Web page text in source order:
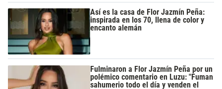
Así es la casa de Flor Jazmín Peña:
inspirada en los 70, llena de color y
encanto alemán
Fulminaron a Flor Jazmín Peña por un
polémico comentario en Luzu: "Fuman
sahumerio todo el día y venden el